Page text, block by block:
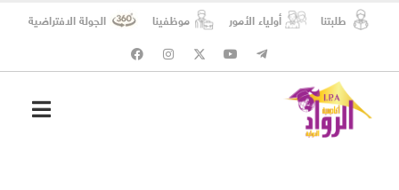
طلبتنا أولياء الأمور موظفينا الجولة الافتراضية